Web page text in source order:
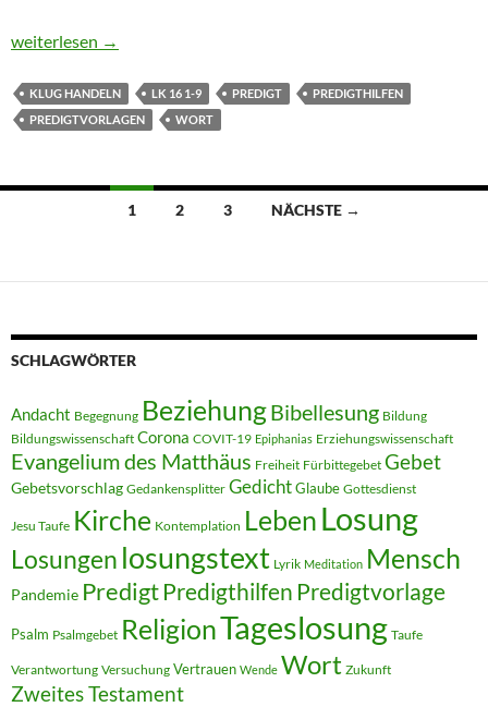
Predigt zu Lk 16, 1-9 – Klug Handeln!
weiterlesen →
KLUG HANDELN LK 16 1-9 PREDIGT
PREDIGTHILFEN
PREDIGTVORLAGEN
WORT
Beitragsnavigation
1 2 3 NÄCHSTE →
SCHLAGWÖRTER
Andacht Begegnung BeziehungBibellesung Bildung
Bildungswissenschaft Corona COVIT-19 Epiphanias Erziehungswissenschaft
Evangelium des Matthäus Freiheit Fürbittegebet Gebet
Gebetsvorschlag Gedankensplitter GedichtGlaube Gottesdienst
Jesu Taufe Kirche Kontemplation Leben Losung
Losungen losungstext Lyrik Meditation Mensch
Pandemie Predigt Predigthilfen Predigtvorlage
Psalm Psalmgebet ReligionTageslosung Taufe
Verantwortung Versuchung Vertrauen Wende Wort Zukunft
Zweites Testament